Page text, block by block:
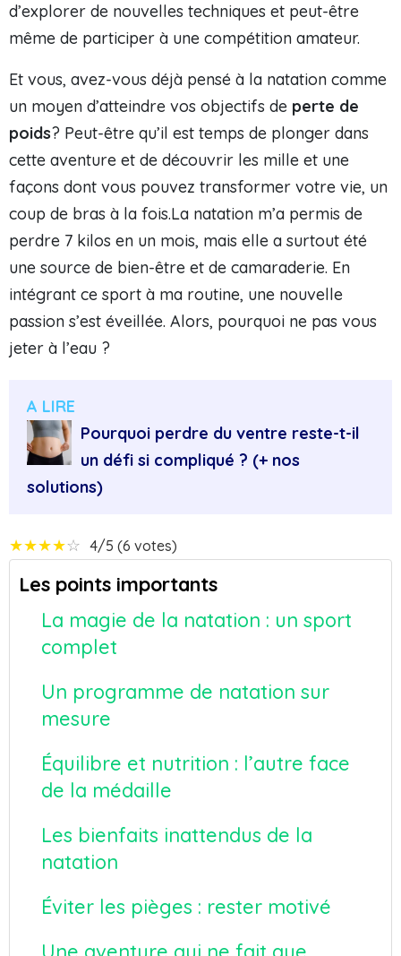
d’explorer de nouvelles techniques et peut-être
même de participer à une compétition amateur.
Et vous, avez-vous déjà pensé à la natation comme
un moyen d’atteindre vos objectifs de perte de
poids? Peut-être qu’il est temps de plonger dans
cette aventure et de découvrir les mille et une
façons dont vous pouvez transformer votre vie, un
coup de bras à la fois.La natation m’a permis de
perdre 7 kilos en un mois, mais elle a surtout été
une source de bien-être et de camaraderie. En
intégrant ce sport à ma routine, une nouvelle
passion s’est éveillée. Alors, pourquoi ne pas vous
jeter à l’eau ?
A LIRE
Pourquoi perdre du ventre reste-t-il
un défi si compliqué ? (+ nos
solutions)
★★★★☆ 4/5 (6 votes)
Les points importants
La magie de la natation : un sport
complet
Un programme de natation sur
mesure
Équilibre et nutrition : l’autre face
de la médaille
Les bienfaits inattendus de la
natation
Éviter les pièges : rester motivé